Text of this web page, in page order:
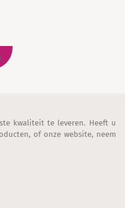
kwaliteit te leveren. Heeft u
of onze website, neem